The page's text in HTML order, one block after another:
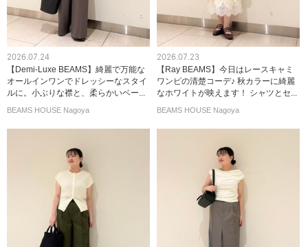
2026.07.24
【Demi-Luxe BEAMS】綺麗で万能な
オールインワンでドレッシーなスタイ
ルに。小ぶりな襟と、柔らかいベー...
BEAMS HOUSE Nagoya
2026.07.23
【Ray BEAMS】今日はレースキャミ
ワンピの清楚コーデ♪ 秋カラーに綺麗
なホワイトが映えます！ シャツとセ...
BEAMS HOUSE Nagoya